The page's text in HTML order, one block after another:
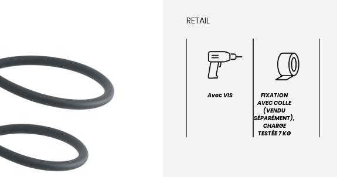
RETAIL
Avec VIS
FIXATION
AVEC COLLE
(VENDU
SÉPARÉMENT),
CHARGE
TESTÉE 7 KG